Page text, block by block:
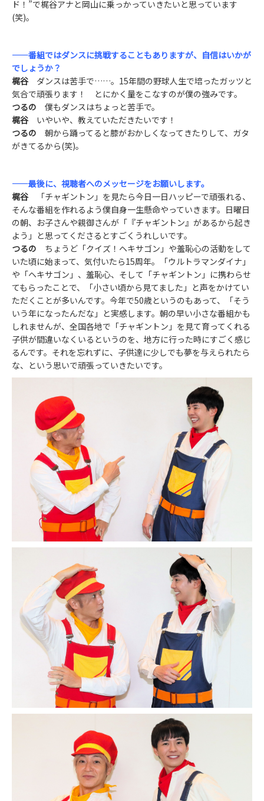
ド！”で梶谷アナと岡山に乗っかっていきたいと思っています
(笑)。
——番組ではダンスに挑戦することもありますが、自信はいかが
でしょうか？
梶谷ダンスは苦手で……。15年間の野球人生で培ったガッツと
気合で頑張ります！ とにかく量をこなすのが僕の強みです。
つるの 僕もダンスはちょっと苦手で。
梶谷いやいや、教えていただきたいです！
つるの 朝から踊ってると膝がおかしくなってきたりして、ガタ
がきてるから(笑)。
——最後に、視聴者へのメッセージをお願いします。
梶谷「チャギントン」を見たら今日一日ハッピーで頑張れる、
そんな番組を作れるよう僕自身一生懸命やっていきます。日曜日
の朝、お子さんや親御さんが「『チャギントン』があるから起き
よう」と思ってくださるとすごくうれしいです。
つるの ちょうど「クイズ！ヘキサゴン」や羞恥心の活動をして
いた頃に始まって、気付いたら15周年。「ウルトラマンダイナ」
や「ヘキサゴン」、羞恥心、そして「チャギントン」に携わらせ
てもらったことで、「小さい頃から見てました」と声をかけてい
ただくことが多いんです。今年で50歳というのもあって、「そう
いう年になったんだな」と実感します。朝の早い小さな番組かも
しれませんが、全国各地で「チャギントン」を見て育ってくれる
子供が間違いなくいるというのを、地方に行った時にすごく感じ
るんです。それを忘れずに、子供達に少しでも夢を与えられたら
な、という思いで頑張っていきたいです。